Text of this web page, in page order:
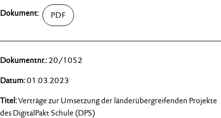
20/1052
01.03.2023
Verträge zur Umsetzung der länderübergreifenden Projekte
des DigitalPakt Schule (DPS)